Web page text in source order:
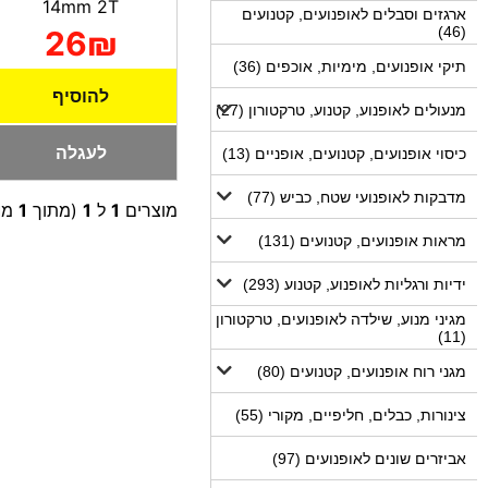
ארגזים וסבלים לאופנועים, קטנועים
(46)
תיקי אופנועים, מימיות, אוכפים (36)
מנעולים לאופנוע, קטנוע, טרקטורון (27)
כיסוי אופנועים, קטנועים, אופניים (13)
מדבקות לאופנועי שטח, כביש (77)
מראות אופנועים, קטנועים (131)
ידיות ורגליות לאופנוע, קטנוע (293)
מגיני מנוע, שילדה לאופנועים, טרקטורון
(11)
מגני רוח אופנועים, קטנועים (80)
צינורות, כבלים, חליפיים, מקורי (55)
אביזרים שונים לאופנועים (97)
26₪
להוסיף
לעגלה
מוצרים 1 ל 1 (מתוך 1